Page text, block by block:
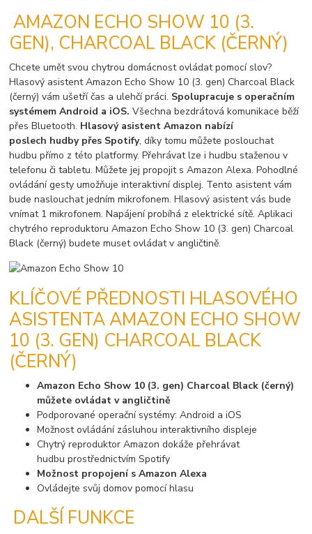
AMAZON ECHO SHOW 10 (3.
GEN), CHARCOAL BLACK (ČERNÝ)
Chcete umět svou chytrou domácnost ovládat pomocí slov?
Hlasový asistent Amazon Echo Show 10 (3. gen) Charcoal Black
(černý) vám ušetří čas a ulehčí práci. Spolupracuje s operačním
systémemAndroid a iOS.Všechna bezdrátová komunikace běží
přes Bluetooth. Hlasový asistentAmazon nabízí
poslech hudby přes Spotify, díky tomu můžete poslouchat
hudbu přímo z této platformy. Přehrávat lze i hudbu staženou v
telefonu či tabletu. Můžete jej propojit s Amazon Alexa. Pohodlné
ovládání gesty umožňuje interaktivní displej. Tento asistent vám
bude naslouchat jedním mikrofonem. Hlasový asistent vás bude
vnímat 1 mikrofonem. Napájení probíhá z elektrické sítě. Aplikaci
chytrého reproduktoru Amazon Echo Show 10 (3. gen) Charcoal
Black (černý) budete muset ovládat v angličtině.
KLÍČOVÉ PŘEDNOSTI HLASOVÉHO
ASISTENTA AMAZON ECHO SHOW
10 (3. GEN) CHARCOAL BLACK
(ČERNÝ)
Amazon Echo Show 10 (3. gen) Charcoal Black (černý)
můžete ovládatv angličtině
Podporované operační systémy: Android a iOS
Možnost ovládání zásluhou interaktivního displeje
Chytrý reproduktor Amazon dokáže přehrávat
hudbu prostřednictvím Spotify
Možnost propojení sAmazon Alexa
Ovládejte svůj domov pomocí hlasu
DALŠÍ FUNKCE